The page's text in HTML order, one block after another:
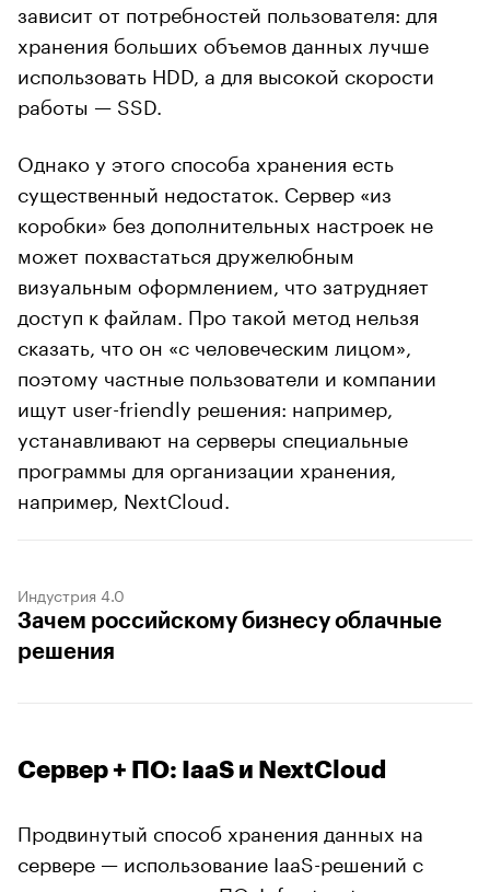
зависит от потребностей пользователя: для
хранения больших объемов данных лучше
использовать HDD, а для высокой скорости
работы — SSD.
Однако у этого способа хранения есть
существенный недостаток. Сервер «из
коробки» без дополнительных настроек не
может похвастаться дружелюбным
визуальным оформлением, что затрудняет
доступ к файлам. Про такой метод нельзя
сказать, что он «с человеческим лицом»,
поэтому частные пользователи и компании
ищут user-friendly решения: например,
устанавливают на серверы специальные
программы для организации хранения,
например, NextCloud.
Индустрия 4.0
Зачем российскому бизнесу облачные
решения
Сервер + ПО: IaaS и NextCloud
Продвинутый способ хранения данных на
сервере — использование IaaS-решений с